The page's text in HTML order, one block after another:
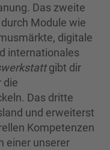
Das zweite
Module wie
digitale
internationales
gibt dir
die
Das dritte
und erweiterst
Kompetenzen
einer unserer